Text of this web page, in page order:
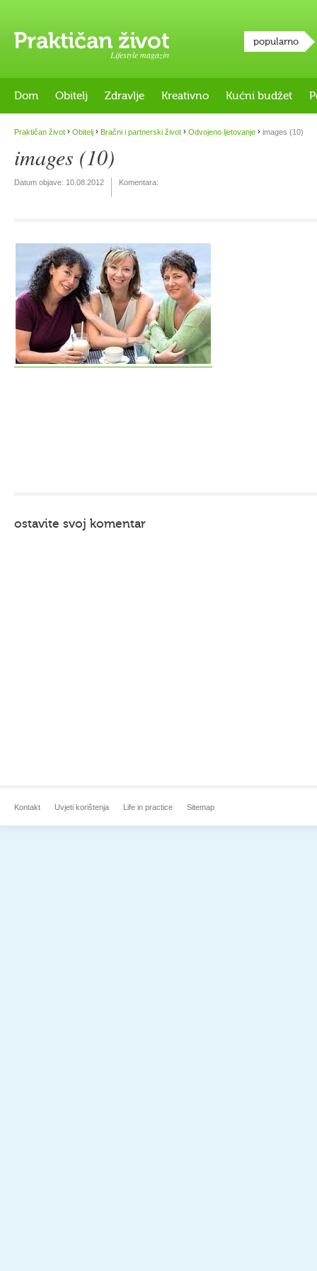
Lifestyle magazin
popularno
Dom Obitelj Zdravlje Kreativno Kućni budžet
Praktičan život › Obitelj › Bračni i partnerski život › Odvojeno ljetovanje › images (10)
images (10)
Datum objave: 10.08.2012 Komentara:
ostavite svoj komentar
Kontakt Uvjeti korištenja Life in practice Sitemap